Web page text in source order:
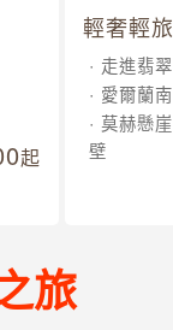
起
輕奢輕
走進翡
愛爾蘭
莫赫懸
壁
旅